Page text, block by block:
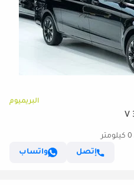
البريميوم
0 كيلومتر
إتصل
واتساب